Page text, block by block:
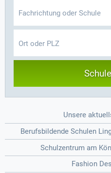
Unsere
Berufsbildende Schulen
Schulzentrum am
Fashion